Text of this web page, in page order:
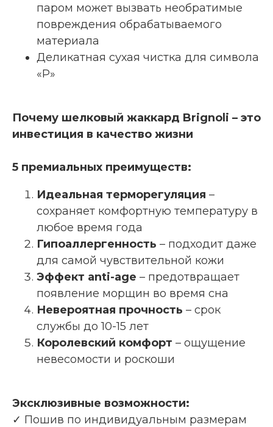
паром может вызвать необратимые
повреждения обрабатываемого
материала
Деликатная сухая чистка для символа
«P»
Почему шелковый жаккард Brignoli – это
инвестиция в качество жизни
5 премиальных преимуществ:
Идеальная терморегуляция –
сохраняет комфортную температуру в
любое время года
Гипоаллергенность – подходит даже
для самой чувствительной кожи
Эффект anti-age – предотвращает
появление морщин во время сна
Невероятная прочность – срок
службы до 10-15 лет
Королевский комфорт – ощущение
невесомости и роскоши
Эксклюзивные возможности:
✓ Пошив по индивидуальным размерам